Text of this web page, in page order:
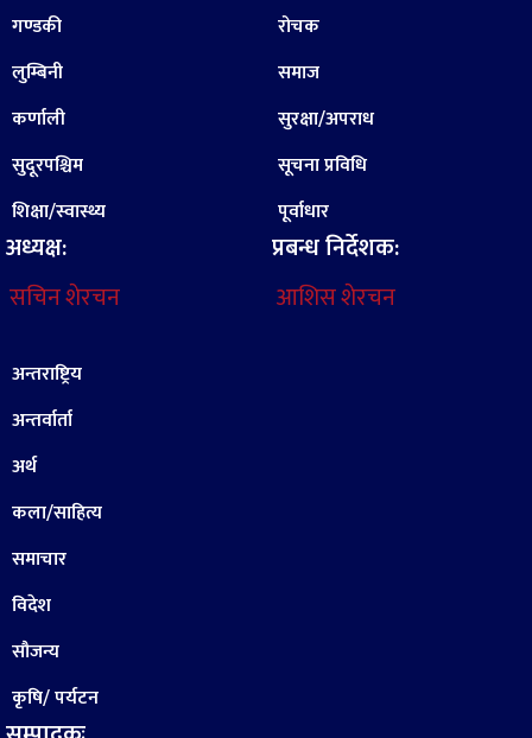
गण्डकी
लुम्बिनी
कर्णाली
सुदूरपश्चिम
शिक्षा/स्वास्थ्य
अध्यक्ष:
सचिन शेरचन
रोचक
समाज
सुरक्षा/अपराध
सूचना प्रविधि
पूर्वाधार
प्रबन्ध निर्देशक:
आशिस शेरचन
अन्तराष्ट्रिय
अन्तर्वार्ता
अर्थ
कला/साहित्य
समाचार
विदेश
सौजन्य
कृषि/ पर्यटन